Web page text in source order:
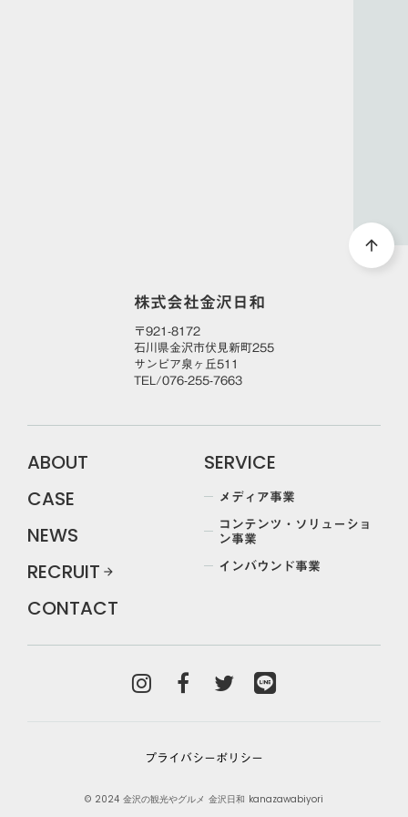
株式会社金沢日和
〒921-8172
石川県金沢市伏見新町255
サンピア泉ヶ丘511
TEL/076-255-7663
ABOUT
CASE
NEWS
RECRUIT arrow_forward
CONTACT
SERVICE
メディア事業
コンテンツ・ソリューショ
ン事業
インバウンド事業
プライバシーポリシー
© 2024 金沢の観光やグルメ 金沢日和 kanazawabiyori
arrow_upward